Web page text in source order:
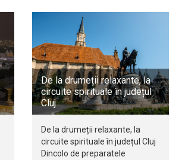
De la drumeții relaxante, la
circuite spirituale în județul
Cluj
De la drumeții relaxante, la
circuite spirituale în județul Cluj
Dincolo de preparatele